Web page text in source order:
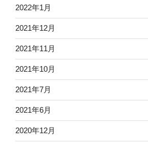
2022年1月
2021年12月
2021年11月
2021年10月
2021年7月
2021年6月
2020年12月